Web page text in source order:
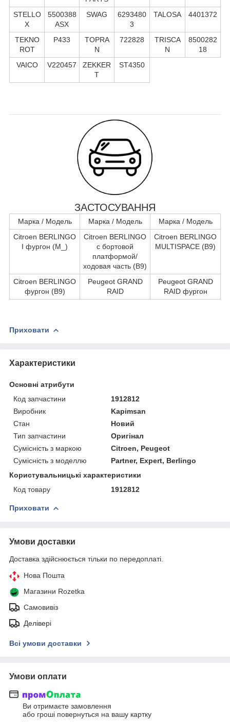
STELLO
X
5500388
ASX
SWAG
6293480
3
TALOSA 4401372
TEKNO
ROT
P433
TOPRA
N
722828
TRISCA
N
8500282
18
VAICO
V220457
ZEKKER
T
ST4350
ЗАСТОСУВАННЯ
Марка / Модель Марка / Модель
Марка / Модель
Citroen BERLINGO
I фургон (M_)
Citroen BERLINGO
c бортовой
платформой/
ходовая часть (B9)
Citroen BERLINGO
MULTISPACE (B9)
Citroen BERLINGO
фургон (B9)
Peugeot GRAND
RAID
Peugeot GRAND
RAID фургон
Приховати
Характеристики
Основні атрибути
Код запчастини
1912812
Виробник
Kapimsan
Стан
Новий
Тип запчастини
Оригінал
Сумісність з маркою
Citroen, Peugeot
Сумісність з моделлю
Partner, Expert, Berlingo
Користувальницькі характеристики
Код товару
1912812
Приховати
Умови доставки
Доставка здійснюється тільки по передоплаті.
Нова Пошта
Магазини Rozetka
Самовивіз
Делівері
Всі умови доставки
Умови оплати
Ви отримаєте замовлення
або гроші повернуться на вашу картку